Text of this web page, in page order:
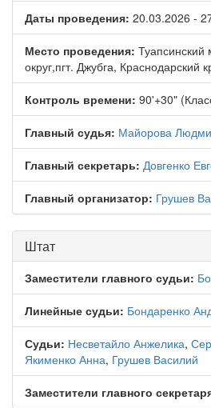
Даты проведения: 20.03.2026 -
Место проведения:
округ,пгт. Джубга, Краснодарский
Контроль времени: 90'+30"
Главный судья: Майорова
Главный секретарь: Довгенко
Главный организатор: Грушев
Штат
Заместители главного судьи:
Линейные судьи: Бондаренко
Судьи: Несветайло Анжелика,
Якименко Анна, Грушев Василий
Заместители главного